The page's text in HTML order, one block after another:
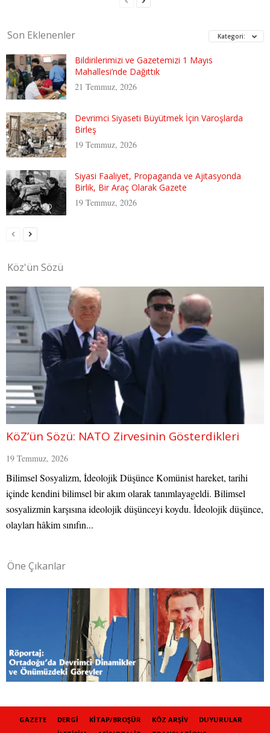
Son Eklenenler Kategori:
Bildirilerimizi ve Gazetemizi 1 Mayıs
Mahallesi’nde Dağıttık
21 Temmuz, 2026
Devrimci Siyaseti Büyütmek İçin Varoşlarda
Birleş
19 Temmuz, 2026
Siyasi Faaliyet, Propaganda ve Ajitasyonda
Birlik, Bir Araç Olarak Gazete
19 Temmuz, 2026
Köz'ün Sözü
KöZ’ün Sözü: NATO Zirvesinin Gösterdikleri
19 Temmuz, 2026
Bilimsel Sosyalizm, İdeolojik Düşünce Komünist hareket, tarihi
içinde kendini bilimsel bir akım olarak tanımlayageldi. Bilimsel
sosyalizmin karşısına ideolojik düşünceyi koydu. İdeolojik düşünce,
olayları hâkim sınıfın...
Öne Çıkanlar
GAZETE DERGI KITAP/BROŞÜR KÖZ ARŞIV
DUYURULAR